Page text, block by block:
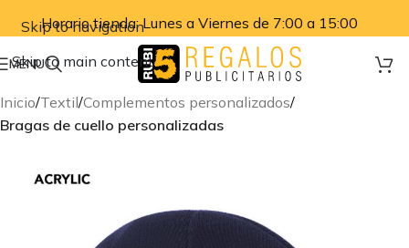
Skip to navigation
Skip to main content
Horario tienda: Lunes a Viernes de 7:00 a 15:00
MENU
Inicio Textil Complementos personalizados
Bragas de cuello personalizadas